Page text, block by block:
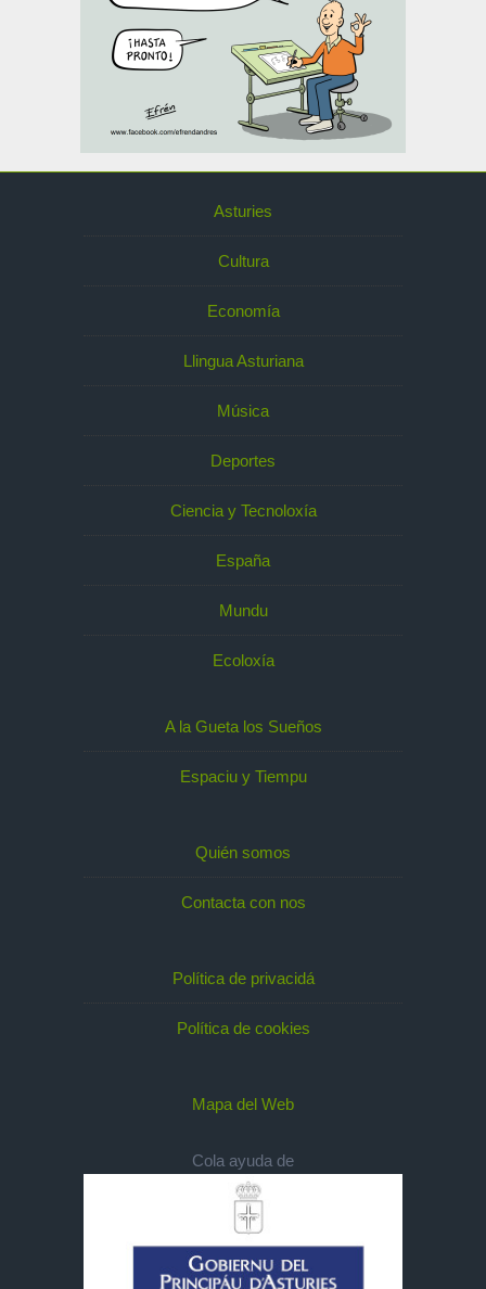
Asturies
Cultura
Economía
Llingua Asturiana
Música
Deportes
Ciencia y Tecnoloxía
España
Mundu
Ecoloxía
A la Gueta los Sueños
Espaciu y Tiempu
Quién somos
Contacta con nos
Política de privacidá
Política de cookies
Mapa del Web
Cola ayuda de